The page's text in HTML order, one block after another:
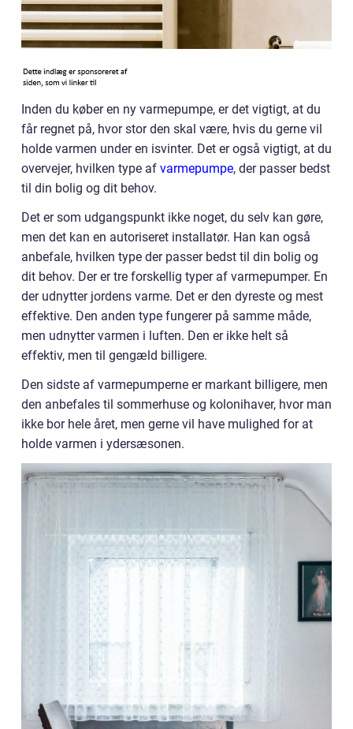
Inden du køber en ny varmepumpe, er det vigtigt, at du
får regnet på, hvor stor den skal være, hvis du gerne vil
holde varmen under en isvinter. Det er også vigtigt, at du
overvejer, hvilken type af varmepumpe, der passer bedst
til din bolig og dit behov.
Det er som udgangspunkt ikke noget, du selv kan gøre,
men det kan en autoriseret installatør. Han kan også
anbefale, hvilken type der passer bedst til din bolig og
dit behov. Der er tre forskellig typer af varmepumper. En
der udnytter jordens varme. Det er den dyreste og mest
effektive. Den anden type fungerer på samme måde,
men udnytter varmen i luften. Den er ikke helt så
effektiv, men til gengæld billigere.
Den sidste af varmepumperne er markant billigere, men
den anbefales til sommerhuse og kolonihaver, hvor man
ikke bor hele året, men gerne vil have mulighed for at
holde varmen i ydersæsonen.